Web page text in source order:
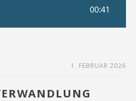
1. FEBRUAR 2026